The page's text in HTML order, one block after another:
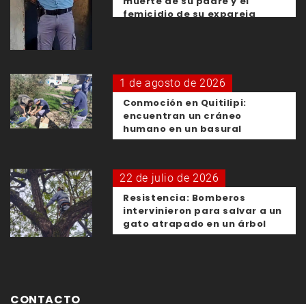
femicidio de su expareja
1 de agosto de 2026
Conmoción en Quitilipi:
encuentran un cráneo
humano en un basural
22 de julio de 2026
Resistencia: Bomberos
intervinieron para salvar a un
gato atrapado en un árbol
CONTACTO